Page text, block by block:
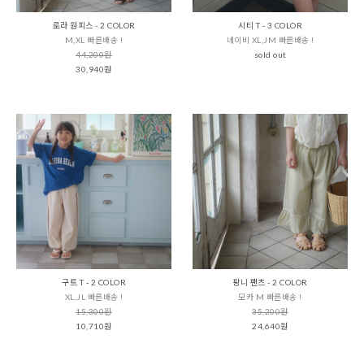
로라 원피스 - 2 COLOR
M,XL 빠른배송 !
44,200원
30,940원
시티 T - 3 COLOR
네이비 XL,JM 빠른배송 !
sold out
구트 T - 2 COLOR
XL,JL 빠른배송 !
15,300원
10,710원
팡니 팬츠 - 2 COLOR
모카 M 빠른배송 !
35,200원
24,640원